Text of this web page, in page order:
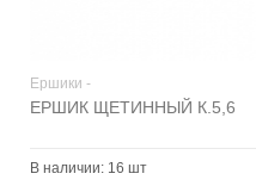
Ершики -
ЕРШИК ЩЕТИННЫЙ К.5,6
В наличии: 16 шт